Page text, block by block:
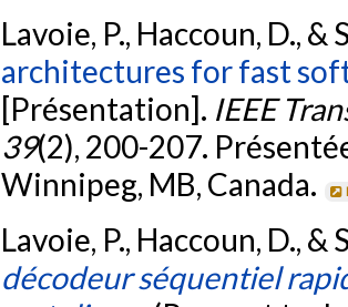
Lavoie, P., Haccoun, D., &
architectures for fast
[Présentation]. IEEE
39(2), 200-207.
Winnipeg, MB, Canada.
Lavoie, P., Haccoun, D., &
décodeur séquentiel